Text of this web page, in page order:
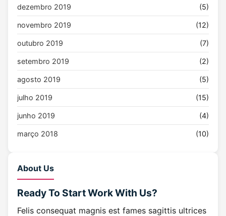
dezembro 2019 (5)
novembro 2019 (12)
outubro 2019 (7)
setembro 2019 (2)
agosto 2019 (5)
julho 2019 (15)
junho 2019 (4)
março 2018 (10)
About Us
Ready To StartWork With Us?
Felis consequat magnis est fames sagittis ultrices